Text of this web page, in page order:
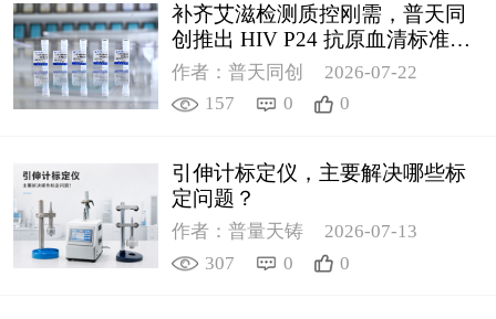
补齐艾滋检测质控刚需，普天同
创推出 HIV P24 抗原血清标准物
质
作者：普天同创
2026-07-22
157
0 0
引伸计标定仪，主要解决哪些标
定问题？
作者：普量天铸
2026-07-13
307
0 0